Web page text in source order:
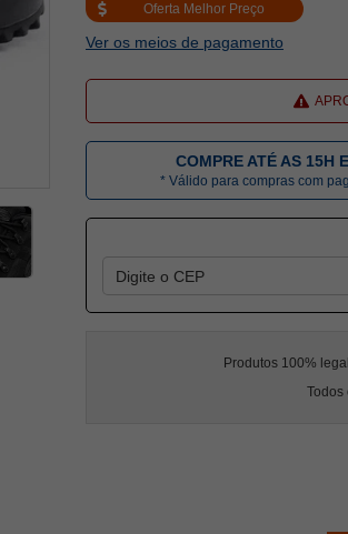
Oferta Melhor Preço
Ver os meios de pagamento
COMPRE ATÉ AS 15H
* Válido para compras com
Produtos 100%
Todos